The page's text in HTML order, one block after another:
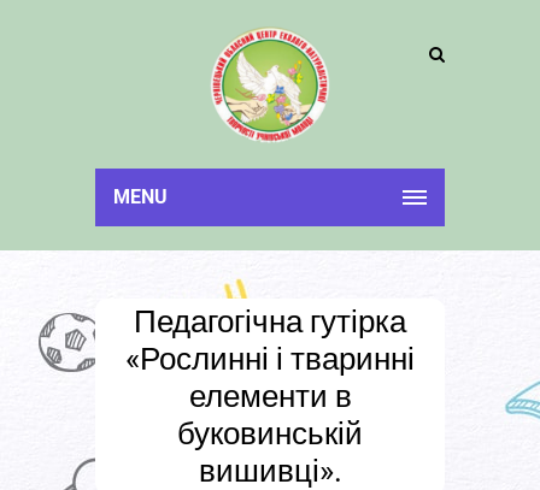
MENU
Педагогічна гутірка
«Рослинні і тваринні
елементи в
буковинській
вишивці».